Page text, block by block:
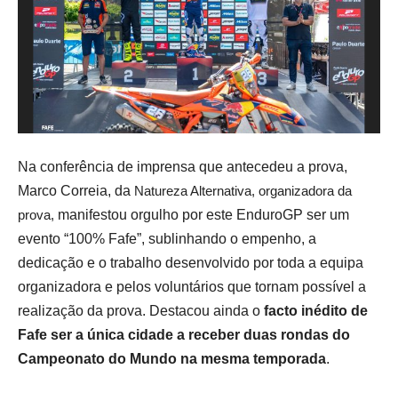
Na conferência de imprensa que antecedeu a prova,
Marco Correia, da Natureza Alternativa, organizadora da
prova, manifestou orgulho por este EnduroGP ser um
evento “100% Fafe”, sublinhando o empenho, a
dedicação e o trabalho desenvolvido por toda a equipa
organizadora e pelos voluntários que tornam possível a
realização da prova. Destacou ainda o facto inédito de
Fafe ser a única cidade a receber duas rondas do
Campeonato do Mundo na mesma temporada.